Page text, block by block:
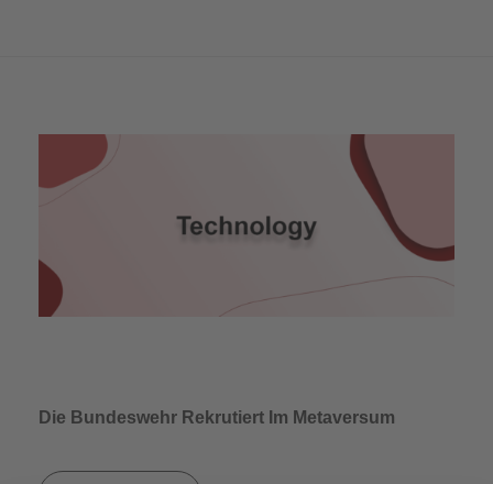
Die Bundeswehr Rekrutiert Im Metaversum